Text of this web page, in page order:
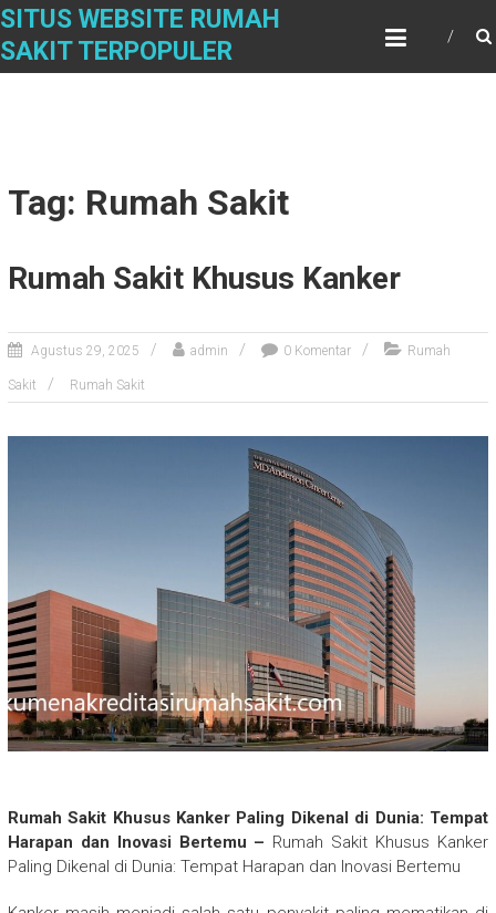
Skip
content
SITUS WEBSITE RUMAH
SAKIT TERPOPULER
Tag: Rumah Sakit
Rumah Sakit Khusus Kanker
Agustus 29, 2025 admin 0 Komentar Rumah
Sakit Rumah Sakit
Rumah Sakit Khusus Kanker Paling Dikenal di Dunia: Tempat
Harapan dan Inovasi Bertemu – Rumah Sakit Khusus Kanker
Paling Dikenal di Dunia: Tempat Harapan dan Inovasi Bertemu